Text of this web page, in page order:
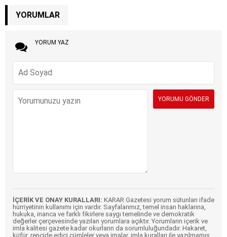
YORUMLAR
YORUM YAZ
İÇERİK VE ONAY KURALLARI: KARAR Gazetesi yorum sütunları ifade
hürriyetinin kullanımı için vardır. Sayfalarımız, temel insan haklarına,
hukuka, inanca ve farklı fikirlere saygı temelinde ve demokratik
değerler çerçevesinde yazılan yorumlara açıktır. Yorumların içerik ve
imla kalitesi gazete kadar okurların da sorumluluğundadır. Hakaret,
küfür, rencide edici cümleler veya imalar, imla kuralları ile yazılmamış,